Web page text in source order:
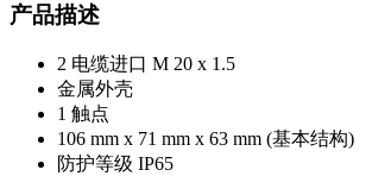
产品描述
2 电缆进口 M 20 x 1.5
金属外壳
1 触点
106 mm x 71 mm x 63 mm (基本结构)
防护等级 IP65